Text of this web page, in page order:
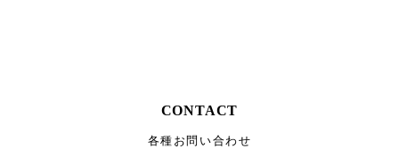
CONTACT
各種お問い合わせ